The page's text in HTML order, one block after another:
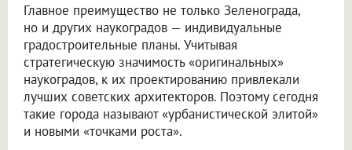
Главное преимущество не только Зеленограда,
но и других наукоградов — индивидуальные
градостроительные планы. Учитывая
стратегическую значимость «оригинальных»
наукоградов, к их проектированию привлекали
лучших советских архитекторов. Поэтому сегодня
такие города называют «урбанистической элитой»
и новыми «точками роста».